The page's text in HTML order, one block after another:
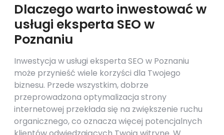
Dlaczego warto inwestować w
usługi eksperta SEO w
Poznaniu
Inwestycja w usługi eksperta SEO w Poznaniu
może przynieść wiele korzyści dla Twojego
biznesu. Przede wszystkim, dobrze
przeprowadzona optymalizacja strony
internetowej przekłada się na zwiększenie ruchu
organicznego, co oznacza więcej potencjalnych